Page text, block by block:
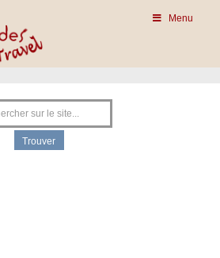
Menu